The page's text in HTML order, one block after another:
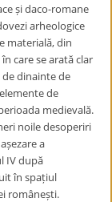
și daco-romane
arheologice
materială, din
care se arată clar
de dinainte de
de
medievală.
noile desoperiri
a
IV după
în spațiul
românești.